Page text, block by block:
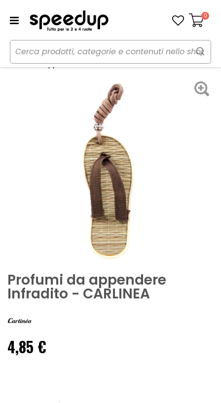
Carrello
0
Home Auto Cura dell'auto
Profumi
Profumi da appendere Infradito - CARLINEA
Profumi da appendere
Infradito - CARLINEA
4,85 €